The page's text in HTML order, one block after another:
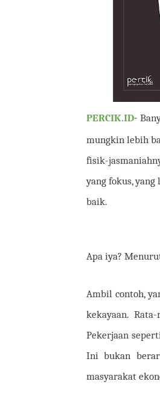
PERCIK.ID-
mungkin lebih
fisik-
yang fokus,
baik.
Apa iya?
Ambil contoh,
kekayaan.
Pekerjaan
Ini bukan
masyarakat